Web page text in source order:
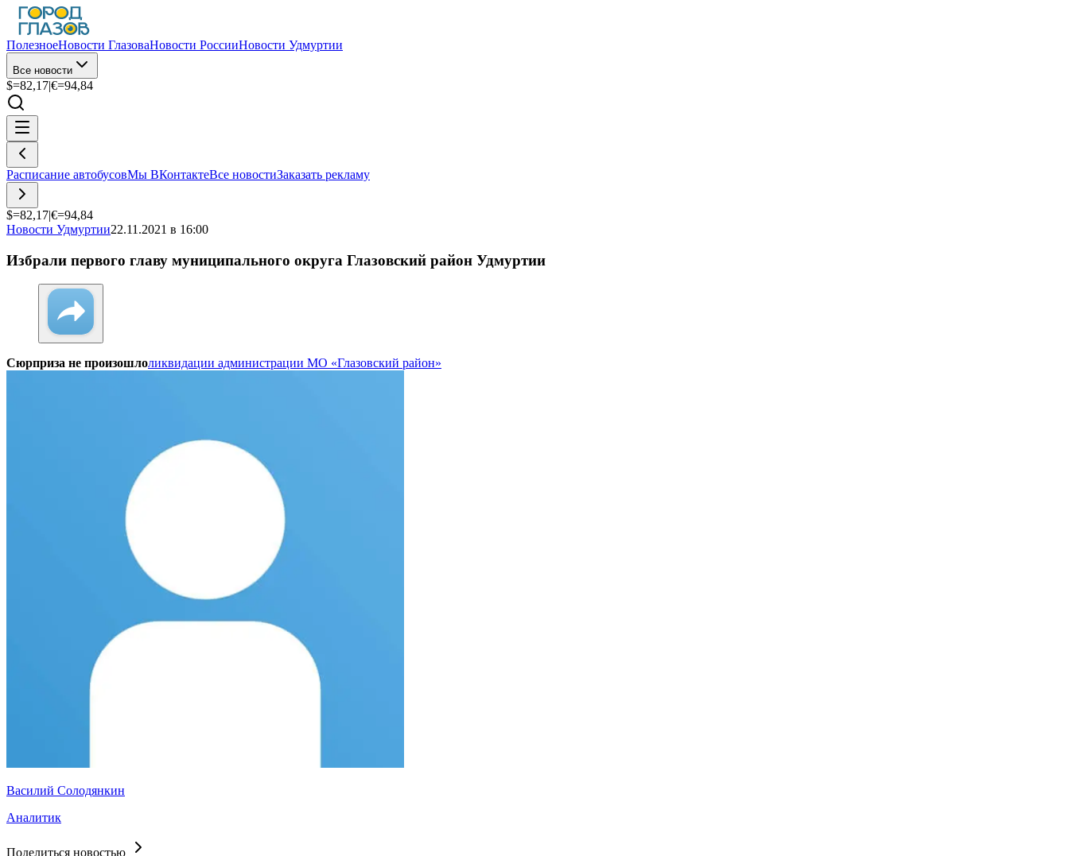
ПолезноеНовости ГлазоваНовости РоссииНовости Удмуртии
Все новости
$=82,17|€=94,84
Расписание автобусовМы ВКонтактеВсе новостиЗаказать рекламу
$=82,17|€=94,84
Новости Удмуртии22.11.2021 в 16:00
Избрали первого главу муниципального округа Глазовский район Удмуртии
Сюрприза не произошлоликвидации администрации МО «Глазовский район»
Василий Солодянкин
Аналитик
Поделиться новостью